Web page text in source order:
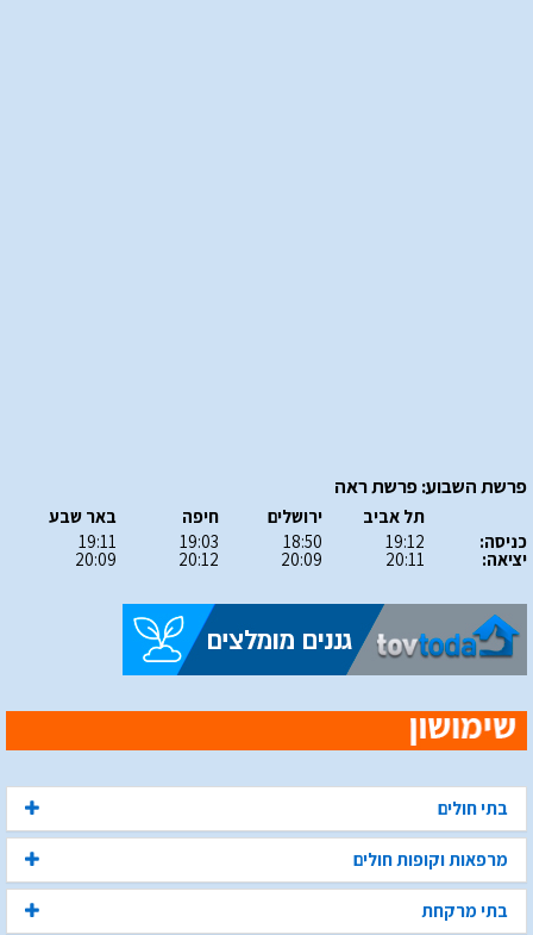
פרשת השבוע: פרשת ראה
כניסה:
יציאה:
תל אביב
19:12
20:11
ירושלים
18:50
20:09
חיפה
19:03
20:12
באר שבע
19:11
20:09
בתי חולים
מרפאות וקופות חולים
בתי מרקחת